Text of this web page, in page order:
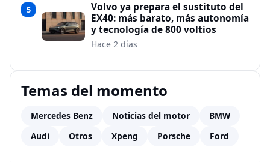
5
Volvo ya prepara el sustituto del
EX40: más barato, más autonomía
y tecnología de 800 voltios
Hace 2 días
Temas del momento
Mercedes Benz Noticias del motor
BMW
Audi
Otros Xpeng Porsche Ford